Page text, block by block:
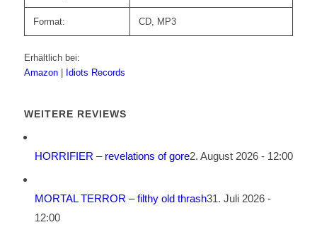
Format: CD, MP3
Erhältlich bei:
Amazon
Idiots Records
WEITERE REVIEWS
HORRIFIER – revelations of gore2. August 2026 - 12:00
MORTAL TERROR – filthy old thrash31. Juli 2026 -
12:00